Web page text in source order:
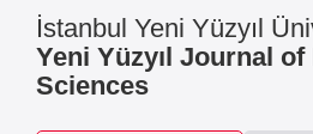
İstanbul Yeni Yüzyıl
Yeni Yüzyıl Journal of
Sciences